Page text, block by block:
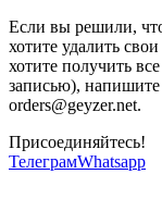
Если вы решили,
хотите удалить
хотите получить
записью), напишите
orders@geyzer.net.
Присоединяйтесь!
ТелеграмWhatsapp